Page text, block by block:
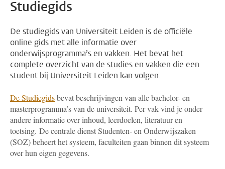
Studiegids
De studiegids van Universiteit Leiden is de officiële
online gids met alle informatie over
onderwijsprogramma’s en vakken. Het bevat het
complete overzicht van de studies en vakken die een
student bij Universiteit Leiden kan volgen.
De Studiegidsbevat beschrijvingen van alle bachelor- en
masterprogramma’s van de universiteit. Per vak vind je onder
andere informatie over inhoud, leerdoelen, literatuur en
toetsing. De centrale dienst Studenten- en Onderwijszaken
(SOZ) beheert het systeem, faculteiten gaan binnen dit systeem
over hun eigen gegevens.